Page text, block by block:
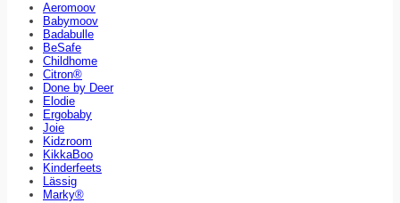
Aeromoov
Babymoov
Badabulle
BeSafe
Childhome
Citron®
Done by Deer
Elodie
Ergobaby
Joie
Kidzroom
KikkaBoo
Kinderfeets
Lässig
Marky®